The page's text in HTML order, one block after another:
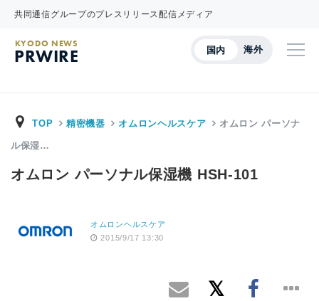
共同通信グループのプレスリリース配信メディア
国内 海外
KYODO NEWS
PRWIRE
TOP 精密機器 オムロンヘルスケア オムロン パーソナ
ル保湿…
オムロン パーソナル保湿機 HSH-101
オムロンヘルスケア
2015/9/17 13:30